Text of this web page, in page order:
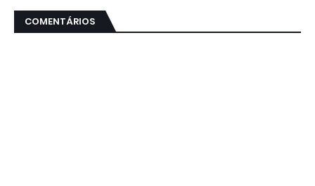
COMENTÁRIOS